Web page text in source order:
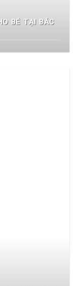
BÉ TẠI BẮC